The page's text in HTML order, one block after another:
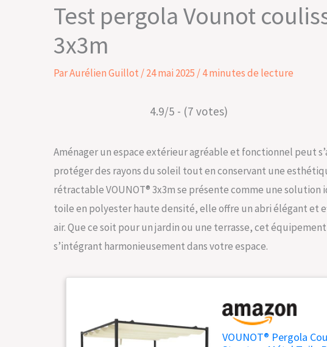
Test pergola Vounot
3x3m
ParAurélien Guillot /24 mai 2025 /4 minutes de lecture
4.9/5 - (7 votes)
Aménager un espace extérieur agréable et fonctionnel peut
protéger des rayons du soleil tout en conservant une
rétractable VOUNOT® 3x3m se présente comme une
toile en polyester haute densité, elle offre un abri élégant et
air. Que ce soit pour un jardin ou une terrasse, cet
s’intégrant harmonieusement dans votre espace.
VOUNOT® Pergola